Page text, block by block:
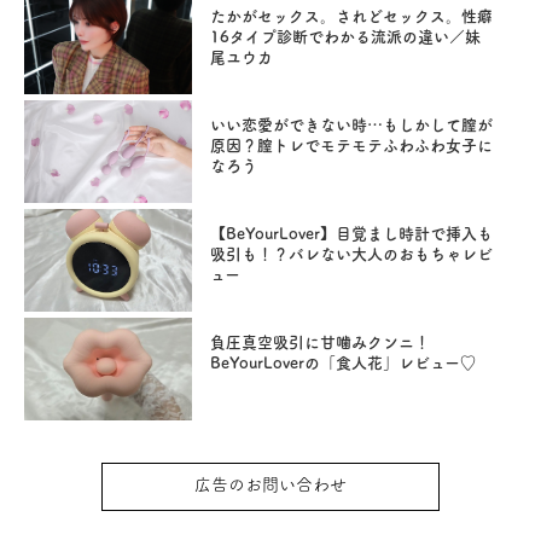
たかがセックス。されどセックス。性癖
16タイプ診断でわかる流派の違い／妹
尾ユウカ
いい恋愛ができない時…もしかして膣が
原因？膣トレでモテモテふわふわ女子に
なろう
【BeYourLover】目覚まし時計で挿入も
吸引も！？バレない大人のおもちゃレビ
ュー
負圧真空吸引に甘噛みクンニ！
BeYourLoverの「食人花」レビュー♡
広告のお問い合わせ